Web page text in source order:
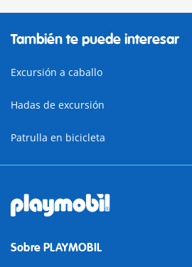
También te puede interesar
Excursión a caballo
Hadas de excursión
Patrulla en bicicleta
Sobre PLAYMOBIL